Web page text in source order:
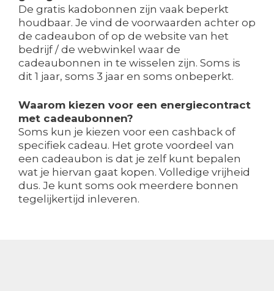
De gratis kadobonnen zijn vaak beperkt
houdbaar. Je vind de voorwaarden achter op
de cadeaubon of op de website van het
bedrijf / de webwinkel waar de
cadeaubonnen in te wisselen zijn. Soms is
dit 1 jaar, soms 3 jaar en soms onbeperkt.
Waarom kiezen voor een energiecontract
met cadeaubonnen?
Soms kun je kiezen voor een cashback of
specifiek cadeau. Het grote voordeel van
een cadeaubon is dat je zelf kunt bepalen
wat je hiervan gaat kopen. Volledige vrijheid
dus. Je kunt soms ook meerdere bonnen
tegelijkertijd inleveren.